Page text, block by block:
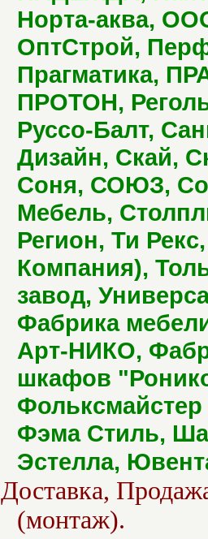
Норта-аква,
ОптСтрой,
Прагматика,
ПРОТОН,
Руссо-Балт,
Дизайн, Скай,
Соня, СОЮЗ,
Мебель,
Регион, Ти
Компания),
завод,
Фабрика
Арт-НИКО,
шкафов
Фэма Стиль,
Эстелла,
Доставка,
(монтаж).